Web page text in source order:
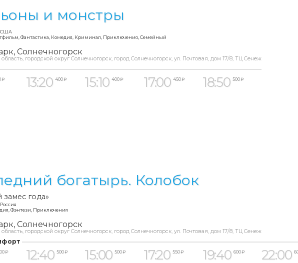
и монстры
США
Фантастика, Комедия, Криминал, Приключения, Семейный
Солнечногорск
городской округ Солнечногорск, город Солнечногорск, ул. Почтовая, дом 17/8, ТЦ Сенеж
₽ 13:20 400 ₽ 15:10 400 ₽ 17:00 450 ₽ 18:50 500 ₽
богатырь. Колобок
замес года»
Фэнтези, Приключения
Солнечногорск
городской округ Солнечногорск, город Солнечногорск, ул. Почтовая, дом 17/8, ТЦ Сенеж
₽ 12:40 500 ₽ 15:00 500 ₽ 17:20 550 ₽ 19:40 600 ₽ 22:00